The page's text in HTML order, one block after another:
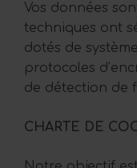
Vos données
techniques ont
dotés de
protocoles
de détection de
CHARTE DE